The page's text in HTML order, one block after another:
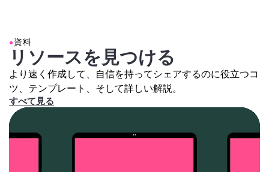
●資料
リソースを見つける
より速く作成して、自信を持ってシェアするのに役立つコ
ツ、テンプレート、そして詳しい解説。
すべて見る